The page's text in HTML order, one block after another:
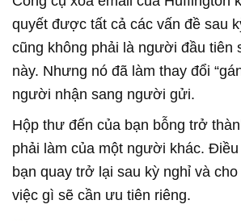
quyết được tất cả các vấn đề sau
cũng không phải là người đầu tiên
này. Nhưng nó đã làm thay đổi
người nhận sang người gửi.
Hộp thư đến của bạn bỗng trở
phải làm của một người khác.
bạn quay trở lại sau kỳ nghỉ và
việc gì sẽ cần ưu tiên riêng.